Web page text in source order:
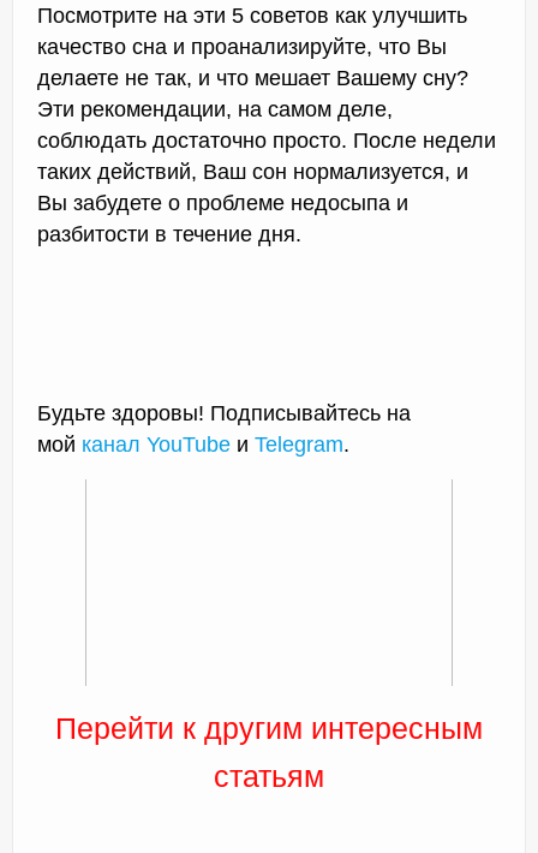
Посмотрите на эти 5 советов как улучшить
качество сна и проанализируйте, что Вы
делаете не так, и что мешает Вашему сну?
Эти рекомендации, на самом деле,
соблюдать достаточно просто. После недели
таких действий, Ваш сон нормализуется, и
Вы забудете о проблеме недосыпа и
разбитости в течение дня.
Будьте здоровы! Подписывайтесь на
мой канал YouTube и Telegram.
Перейти к другим интересным
статьям